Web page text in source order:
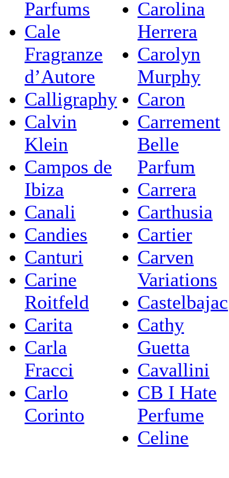
Parfums
Cale
Fragranze
d’Autore
Calligraphy
Calvin
Klein
Campos de
Ibiza
Canali
Candies
Canturi
Carine
Roitfeld
Carita
Carla
Fracci
Carlo
Corinto
Carolina
Herrera
Carolyn
Murphy
Caron
Carrement
Belle
Parfum
Carrera
Carthusia
Cartier
Carven
Variations
Castelbajac
Cathy
Guetta
Cavallini
CB I Hate
Perfume
Celine